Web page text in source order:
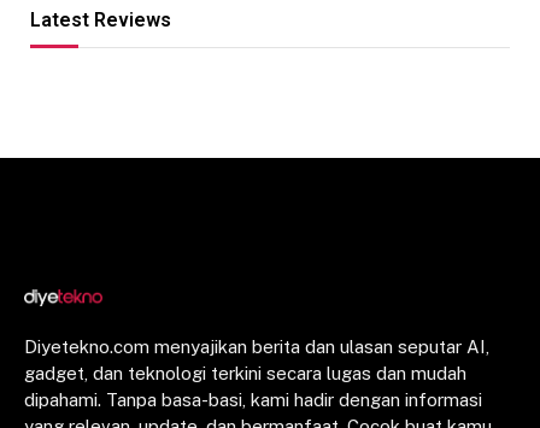
Latest Reviews
Diyetekno.com menyajikan berita dan ulasan seputar AI,
gadget, dan teknologi terkini secara lugas dan mudah
dipahami. Tanpa basa-basi, kami hadir dengan informasi